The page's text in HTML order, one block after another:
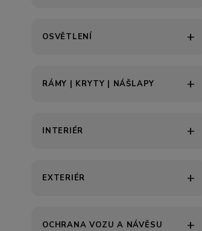
OSVĚTLENÍ
RÁMY | KRYTY | NÁŠLAPY
INTERIÉR
EXTERIÉR
OCHRANA VOZU A NÁVĚSU